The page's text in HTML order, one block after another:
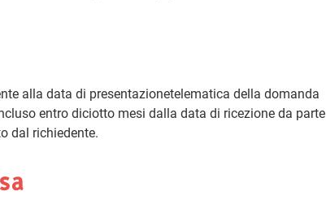
alla data di presentazionetelematica della domanda
entro diciotto mesi dalla data di ricezione da parte
dal richiedente.